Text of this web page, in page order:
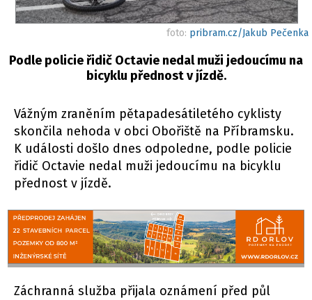
foto: pribram.cz/Jakub Pečenka
Podle policie řidič Octavie nedal muži jedoucímu na
bicyklu přednost v jízdě.
Vážným zraněním pětapadesátiletého cyklisty
skončila nehoda v obci Obořiště na Příbramsku.
K události došlo dnes odpoledne, podle policie
řidič Octavie nedal muži jedoucímu na bicyklu
přednost v jízdě.
Záchranná služba přijala oznámení před půl